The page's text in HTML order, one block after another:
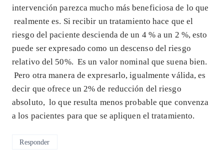
intervención parezca mucho más beneficiosa de lo que
realmente es. Si recibir un tratamiento hace que el
riesgo del paciente descienda de un 4 % a un 2 %, esto
puede ser expresado como un descenso del riesgo
relativo del 50%. Es un valor nominal que suena bien.
Pero otra manera de expresarlo, igualmente válida, es
decir que ofrece un 2% de reducción del riesgo
absoluto, lo que resulta menos probable que convenza
a los pacientes para que se apliquen el tratamiento.
Responder